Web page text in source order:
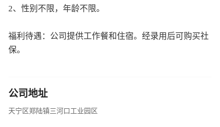
2、性别不限，年龄不限。
福利待遇：公司提供工作餐和住宿。经录用后可购买社
保。
公司地址
天宁区郑陆镇三河口工业园区